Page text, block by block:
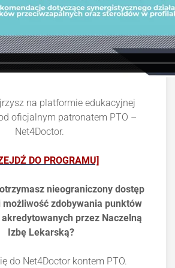
na platformie edukacyjnej
oficjalnym patronatem PTO –
Net4Doctor.
DO PROGRAMU]
nieograniczony dostęp
zdobywania punktów
przez Naczelną
Izbę Lekarską?
do Net4Doctor kontem PTO.